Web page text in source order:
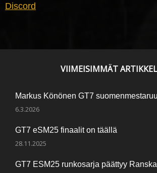
Discord
VIIMEISIMMÄT
Markus Könönen GT7
6.3.2026
GT7 eSM25 finaalit on täällä
28.11.2025
GT7 ESM25 runkosarja päättyy